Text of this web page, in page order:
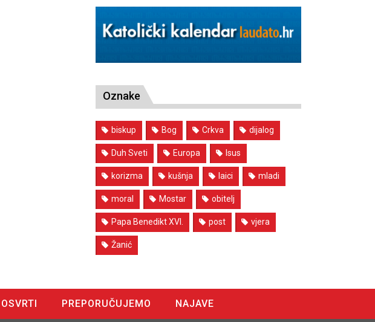
Oznake
biskup Bog Crkva dijalog
Duh Sveti Europa Isus
korizma kušnja laici mladi
moral Mostar obitelj
Papa Benedikt XVI. post vjera
Žanić
OSVRTI PREPORUČUJEMO
NAJAVE